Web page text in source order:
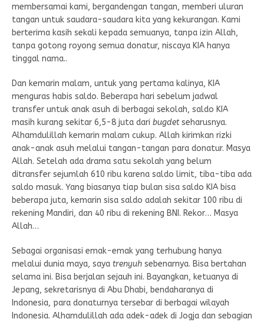
membersamai kami, bergandengan tangan, memberi uluran
tangan untuk saudara-saudara kita yang kekurangan. Kami
berterima kasih sekali kepada semuanya, tanpa izin Allah,
tanpa gotong royong semua donatur, niscaya KIA hanya
tinggal nama..
Dan kemarin malam, untuk yang pertama kalinya, KIA
menguras habis saldo. Beberapa hari sebelum jadwal
transfer untuk anak asuh di berbagai sekolah, saldo KIA
masih kurang sekitar 6,5-8 juta dari bugdetseharusnya.
Alhamdulillah kemarin malam cukup. Allah kirimkan rizki
anak-anak asuh melalui tangan-tangan para donatur. Masya
Allah. Setelah ada drama satu sekolah yang belum
ditransfer sejumlah 610 ribu karena saldo limit, tiba-tiba ada
saldo masuk. Yang biasanya tiap bulan sisa saldo KIA bisa
beberapa juta, kemarin sisa saldo adalah sekitar 100 ribu di
rekening Mandiri, dan 40 ribu di rekening BNI. Rekor… Masya
Allah…
Sebagai organisasi emak-emak yang terhubung hanya
melalui dunia maya, saya trenyuh sebenarnya. Bisa bertahan
selama ini. Bisa berjalan sejauh ini. Bayangkan, ketuanya di
Jepang, sekretarisnya di Abu Dhabi, bendaharanya di
Indonesia, para donaturnya tersebar di berbagai wilayah
Indonesia. Alhamdulillah ada adek-adek di Jogja dan sebagian